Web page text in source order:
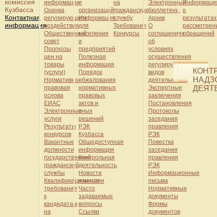
комиссия
Кузбасса
Контактная
информация
информации
Оценка
регулирующего
воздействия
Общественный
совет
Прогнозы
цен на
товары
(услуги)
Нормативно-
правовая
основа
ЕИАС
Электронные
услуги
Результаты
конкурсов
Вакантные
должности
государственной
гражданской
службы
Квалификационные
требования
к
кандидатам
на
и
организаций
Информация
для
населения
и
предприятий
Полезная
информация
Порядок
обжалования
нормативных
правовых
актов и
иных
решений
РЭК
Кузбасса
Общедоступная
информация
Контрольная
деятельность
Новости
комиссии
Часто
задаваемые
вопросы
Ссылки
на
гражданскую
службу
Требования
Конкурсы
Электронный
бюллетень.
Архив
О
соглашениях
об
условиях
осуществления
регулируемых
видов
деятельности
Экспертные
заключения
Постановления
Протоколы
заседания
правления
РЭК
Повестка
заседания
правления
РЭК
Информационные
письма
Нормативные
документы
Формы
документов
о
результатах
обращений